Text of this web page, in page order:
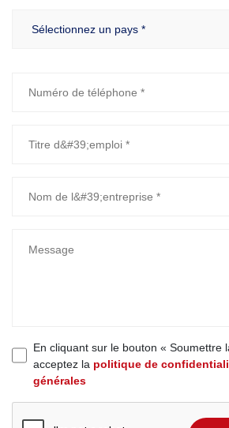
En cliquant sur le bouton « Soumettre
acceptez la politique de
générales